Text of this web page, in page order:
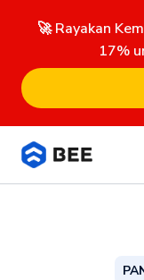
🚀 Rayakan
17%